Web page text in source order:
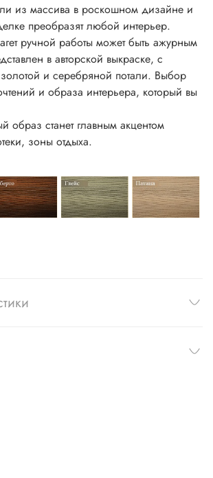
из массива в роскошном дизайне и
преобразят любой интерьер.
ручной работы может быть ажурным
в авторской выкраске, с
и серебряной потали. Выбор
и образа интерьера, который вы
образ станет главным акцентом
зоны отдыха.